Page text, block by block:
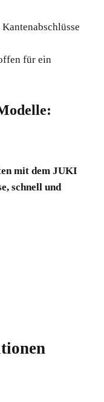
für ein
mit dem JUKI
schnell und